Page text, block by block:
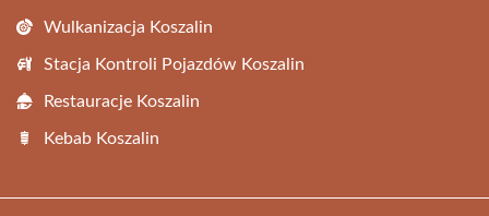
Wulkanizacja Koszalin
Stacja Kontroli Pojazdów Koszalin
Restauracje Koszalin
Kebab Koszalin